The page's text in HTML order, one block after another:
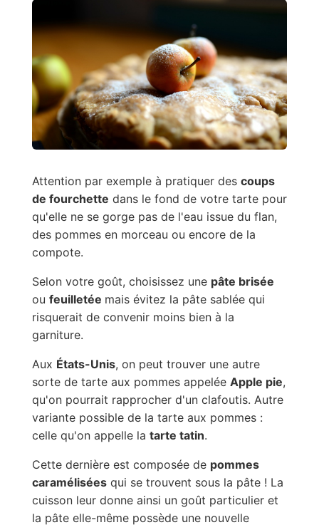
Attention par exemple à pratiquer des coups
de fourchette dans le fond de votre tarte pour
qu'elle ne se gorge pas de l'eau issue du flan,
des pommes en morceau ou encore de la
compote.
Selon votre goût, choisissez une pâte brisée
ou feuilletée mais évitez la pâte sablée qui
risquerait de convenir moins bien à la
garniture.
Aux États-Unis, on peut trouver une autre
sorte de tarte aux pommes appelée Apple pie,
qu'on pourrait rapprocher d'un clafoutis. Autre
variante possible de la tarte aux pommes :
celle qu'on appelle la tarte tatin.
Cette dernière est composée de pommes
caraméliséesqui se trouvent sous la pâte ! La
cuisson leur donne ainsi un goût particulier et
la pâte elle-même possède une nouvelle